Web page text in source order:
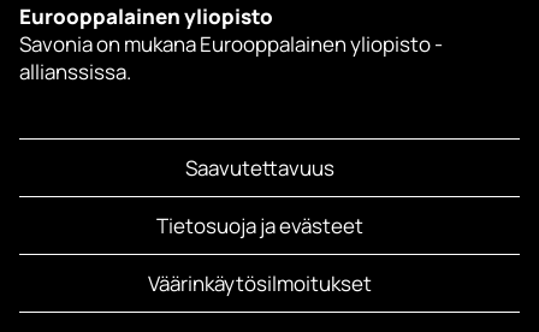
Eurooppalainen yliopisto
Savonia on mukana Eurooppalainen yliopisto -
allianssissa.
Saavutettavuus
Tietosuoja ja evästeet
Väärinkäytösilmoitukset